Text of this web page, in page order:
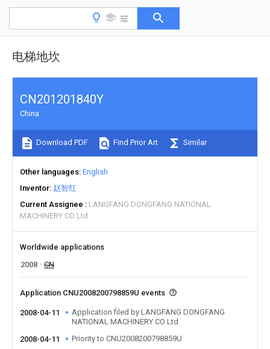
电梯地坎
CN201201840Y
China
Download PDF Find Prior Art Similar
Other languages English
Inventor 赵智红
Current Assignee
LANGFANG DONGFANG NATIONAL
MACHINERY CO Ltd
Worldwide applications
2008
CN
Application CNU2008200798859U events
2008-04-11
Application filed by LANGFANG DONGFANG
NATIONAL MACHINERY CO Ltd
2008-04-11
Priority to CNU2008200798859U